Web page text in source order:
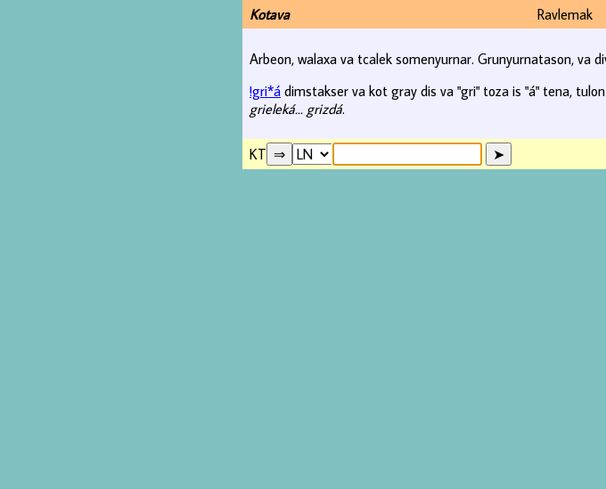
Kotava Ravlemak
Arbeon, walaxa va tcalek somenyurnar. Grunyurnatason, va
!gri*á dimstakser va kot gray dis va "gri" toza is "á" tena,
grieleká... grizdá.
KT